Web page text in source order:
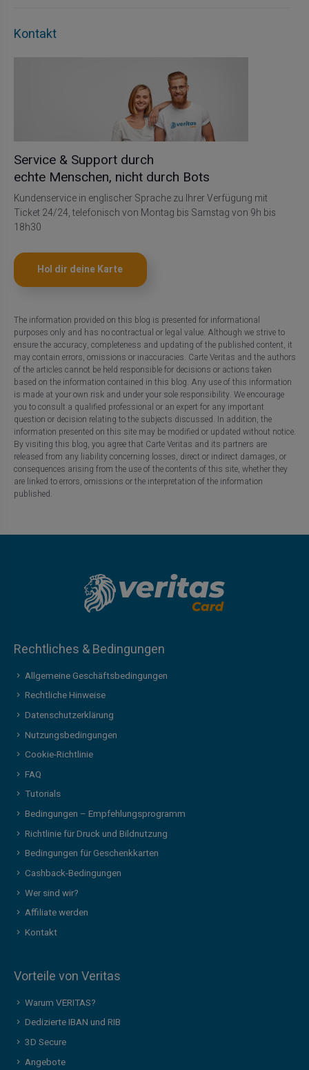
Kontakt
Service & Support durch
echte Menschen, nicht durch Bots
Kundenservice in englischer Sprache zu Ihrer Verfügung mit
Ticket 24/24, telefonisch von Montag bis Samstag von 9h bis
18h30
Hol dir deine Karte
The information provided on this blog is presented for informational
purposes only and has no contractual or legal value. Although we strive to
ensure the accuracy, completeness and updating of the published content, it
may contain errors, omissions or inaccuracies. Carte Veritas and the authors
of the articles cannot be held responsible for decisions or actions taken
based on the information contained in this blog. Any use of this information
is made at your own risk and under your sole responsibility. We encourage
you to consult a qualified professional or an expert for any important
question or decision relating to the subjects discussed. In addition, the
information presented on this site may be modified or updated without notice.
By visiting this blog, you agree that Carte Veritas and its partners are
released from any liability concerning losses, direct or indirect damages, or
consequences arising from the use of the contents of this site, whether they
are linked to errors, omissions or the interpretation of the information
published.
Rechtliches & Bedingungen
Allgemeine Geschäftsbedingungen
Rechtliche Hinweise
Datenschutzerklärung
Nutzungsbedingungen
Cookie-Richtlinie
FAQ
Tutorials
Bedingungen – Empfehlungsprogramm
Richtlinie für Druck und Bildnutzung
Bedingungen für Geschenkkarten
Cashback-Bedingungen
Wer sind wir?
Affiliate werden
Kontakt
Vorteile von Veritas
Warum VERITAS?
Dedizierte IBAN und RIB
3D Secure
Angebote